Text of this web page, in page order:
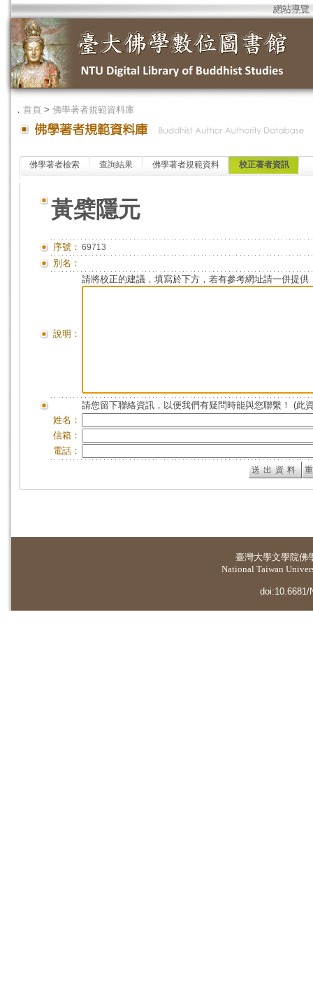
網站導覽
． 首頁 > 佛學著者規範資料庫
佛學著者檢索 查詢結果 佛學著者規範資料 校正著者資訊
黃檗隱元
序號： 69713
別名：
說明：
請將校正的建議，填寫於下方，若有參考網址請一併提供
請您留下聯絡資訊，以便我們有疑問時能與您聯繫！ (此
姓名：
信箱：
電話：
臺灣大學文學院佛
National Taiwan
doi:10.6681/